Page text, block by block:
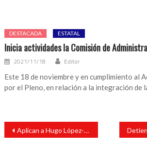
DESTACADA ESTATAL
Inicia actividades la Comisión de
2021/11/18 Editor
Este 18 de noviembre y en cumplimiento al
por el Pleno, en relación a la integración de
Navegación
entradas
Aplican a Hugo López-Gatell la vacuna contra la influenza